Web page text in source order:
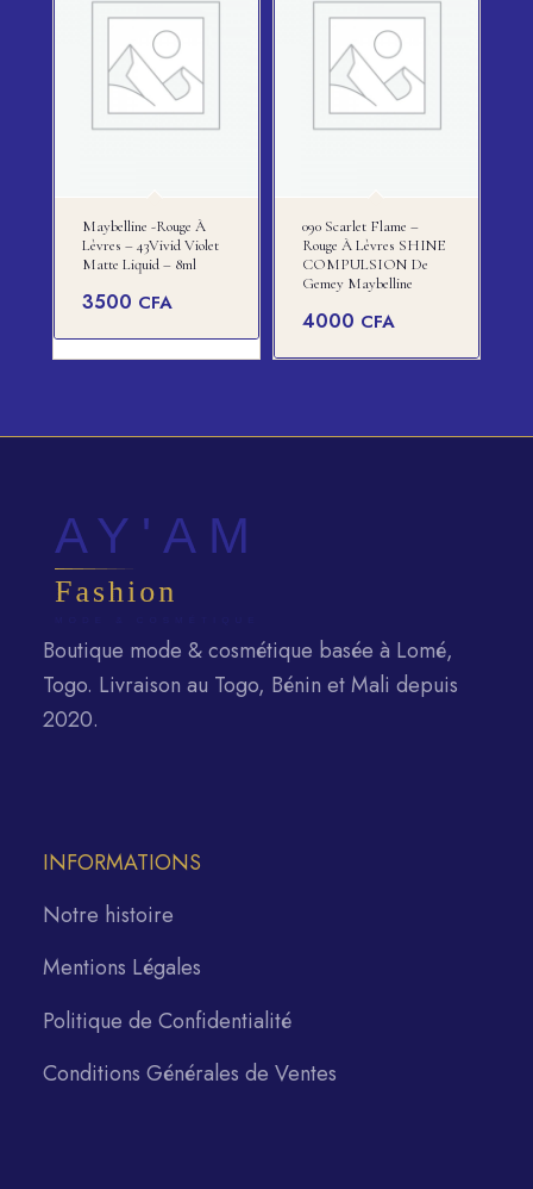
Maybelline -rouge À
Lèvres – 43Vivid Violet
Matte Liquid – 8ml
3500 CFA
090 Scarlet Flame –
Rouge À Lèvres SHINE
COMPULSION De
Gemey Maybelline
4000 CFA
Boutique mode & cosmétique basée à Lomé,
Togo. Livraison au Togo, Bénin et Mali depuis
2020.
INFORMATIONS
Notre histoire
Mentions Légales
Politique de Confidentialité
Conditions Générales de Ventes